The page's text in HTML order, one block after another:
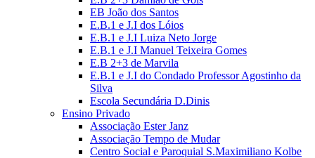
EB João dos Santos
E.B.1 e J.I dos Lóios
E.B.1 e J.I Luiza Neto Jorge
E.B.1 e J.I Manuel Teixeira Gomes
E.B 2+3 de Marvila
E.B.1 e J.I do Condado Professor Agostinho da
Silva
Escola Secundária D.Dinis
Ensino Privado
Associação Ester Janz
Associação Tempo de Mudar
Centro Social e Paroquial S.Maximiliano Kolbe